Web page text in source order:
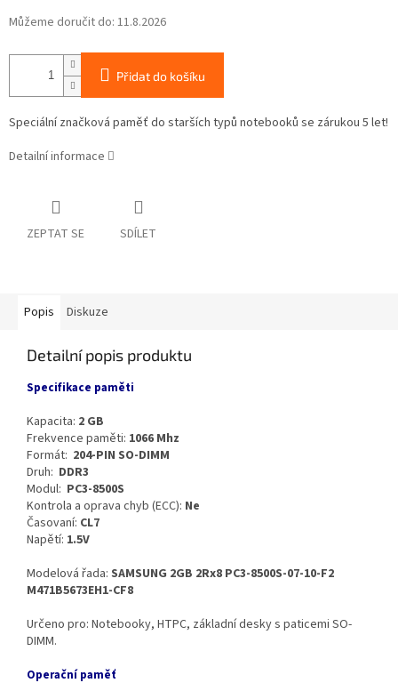
Můžeme doručit do: 11.8.2026
Přidat do košíku
Speciální značková paměť do starších typů notebooků se zárukou 5 let!
Detailní informace
ZEPTAT SE SDÍLET
Popis Diskuze
Detailní popis produktu
Specifikace paměti
Kapacita: 2 GB
Frekvence paměti: 1066 Mhz
Formát: 204-PIN SO-DIMM
Druh: DDR3
Modul: PC3-8500S
Kontrola a oprava chyb (ECC): Ne
Časovaní: CL7
Napětí: 1.5V
Modelová řada: SAMSUNG 2GB 2Rx8 PC3-8500S-07-10-F2
M471B5673EH1-CF8
Určeno pro: Notebooky, HTPC, základní desky s paticemi SO-
DIMM.
Operační paměť